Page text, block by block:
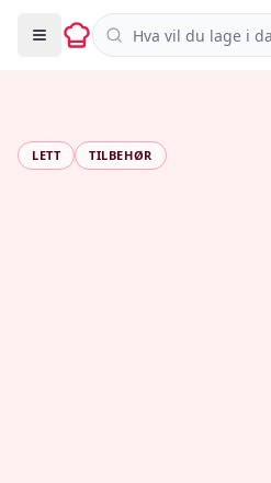
Søk i oppskrifter
LETT TILBEHØR